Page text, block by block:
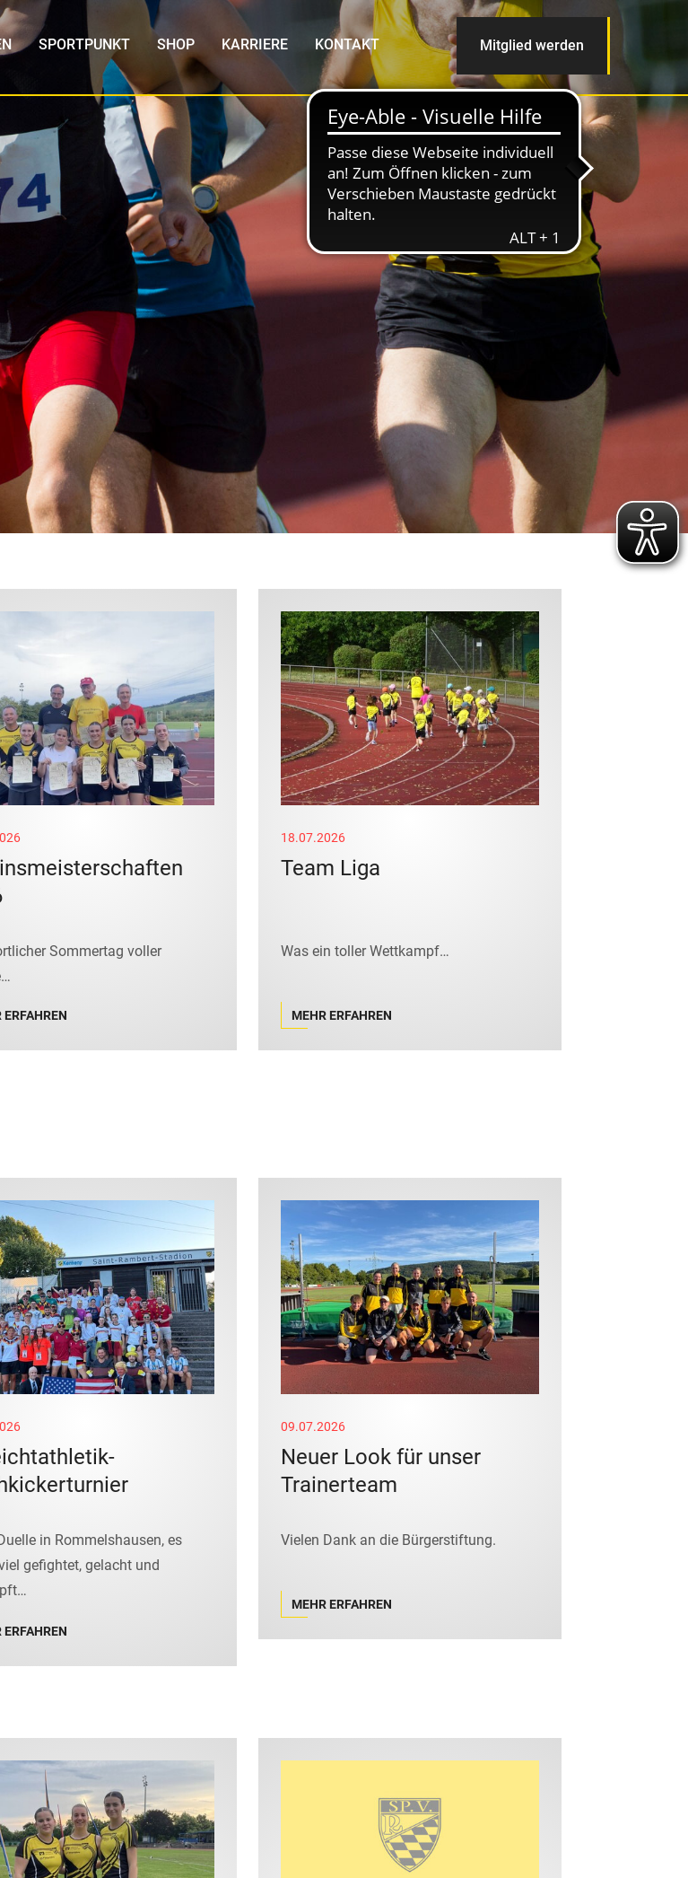
SPORTPUNKT SHOP KARRIERE KONTAKT Mitglied werden
Sommertag voller
ERFAHREN
18.07.2026
Team Liga
Was ein toller Wettkampf…
MEHR ERFAHREN
in Rommelshausen, es
gefightet, gelacht und
ERFAHREN
09.07.2026
Neuer Look für unser
Trainerteam
Vielen Dank an die Bürgerstiftung.
MEHR ERFAHREN